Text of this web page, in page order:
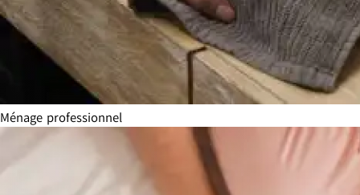
Ménage professionnel